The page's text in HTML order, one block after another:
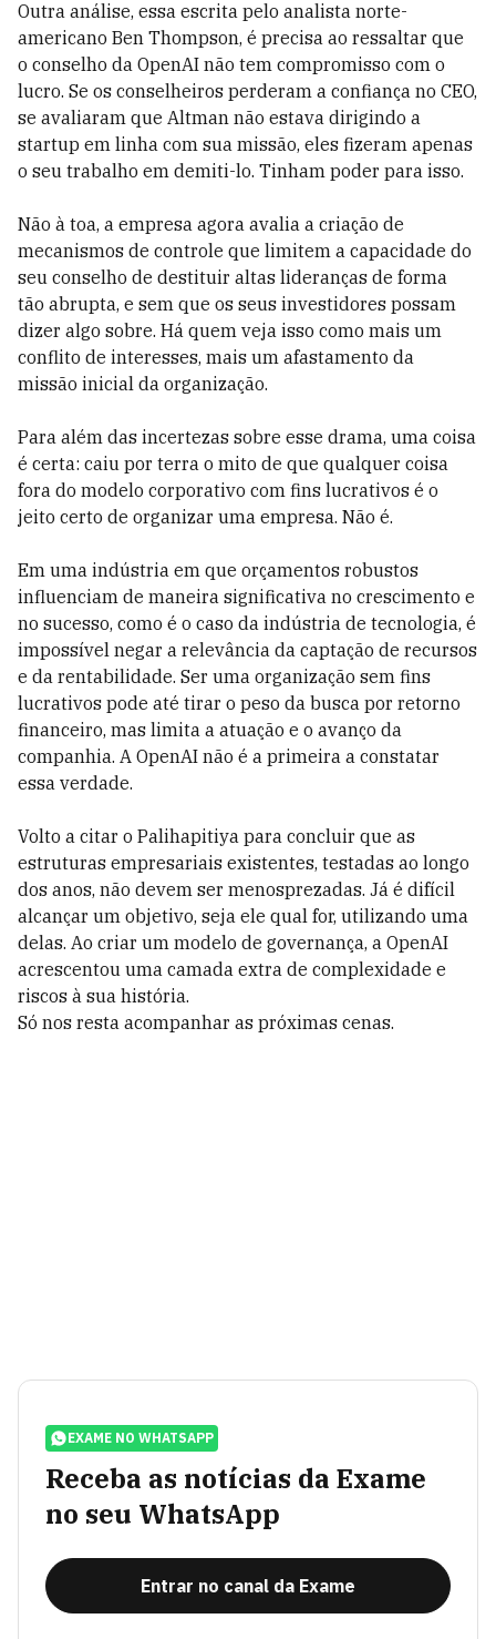
Outra análise, essa escrita pelo analista norte-
americano Ben Thompson, é precisa ao ressaltar que
o conselho da OpenAI não tem compromisso com o
lucro. Se os conselheiros perderam a confiança no CEO,
se avaliaram que Altman não estava dirigindo a
startup em linha com sua missão, eles fizeram apenas
o seu trabalho em demiti-lo. Tinham poder para isso.
Não à toa, a empresa agora avalia a criação de
mecanismos de controle que limitem a capacidade do
seu conselho de destituir altas lideranças de forma
tão abrupta, e sem que os seus investidores possam
dizer algo sobre. Há quem veja isso como mais um
conflito de interesses, mais um afastamento da
missão inicial da organização.
Para além das incertezas sobre esse drama, uma coisa
é certa: caiu por terra o mito de que qualquer coisa
fora do modelo corporativo com fins lucrativos é o
jeito certo de organizar uma empresa. Não é.
Em uma indústria em que orçamentos robustos
influenciam de maneira significativa no crescimento e
no sucesso, como é o caso da indústria de tecnologia, é
impossível negar a relevância da captação de recursos
e da rentabilidade. Ser uma organização sem fins
lucrativos pode até tirar o peso da busca por retorno
financeiro, mas limita a atuação e o avanço da
companhia. A OpenAI não é a primeira a constatar
essa verdade.
Volto a citar o Palihapitiya para concluir que as
estruturas empresariais existentes, testadas ao longo
dos anos, não devem ser menosprezadas. Já é difícil
alcançar um objetivo, seja ele qual for, utilizando uma
delas. Ao criar um modelo de governança, a OpenAI
acrescentou uma camada extra de complexidade e
riscos à sua história.
Só nos resta acompanhar as próximas cenas.
EXAME NO WHATSAPP
Receba as notícias da Exame
no seu WhatsApp
Entrar no canal da Exame